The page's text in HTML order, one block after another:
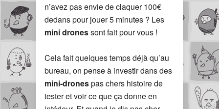
n’avez pas envie de claquer 100€
dedans pour jouer 5 minutes ? Les
mini dronessont fait pour vous !
Cela fait quelques temps déjà qu’au
bureau, on pense à investir dans des
mini-dronespas chers histoire de
tester et voir ce que ça donne en